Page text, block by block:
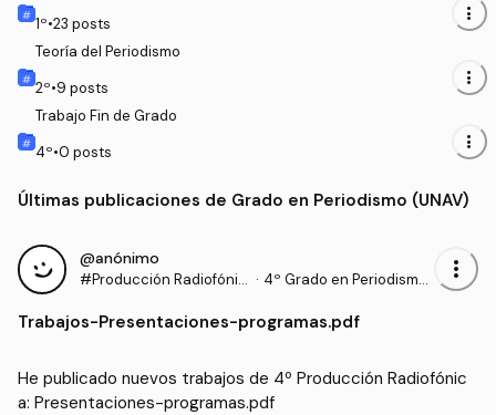
1º•23 posts more_vert
Teoría del Periodismo
2º•9 posts more_vert
Trabajo Fin de Grado
4º•0 posts more_vert
Últimas publicaciones de Grado en Periodismo (UNAV)
@anónimo
#Producción Radiofónic · 4º Grado en Periodismo
more_vert
Trabajos-Presentaciones-programas.pdf
He publicado nuevos trabajos de 4º Producción Radiofónic
a: Presentaciones-programas.pdf